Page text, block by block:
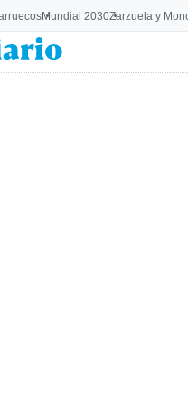
Mundial 2030Zarzuela y